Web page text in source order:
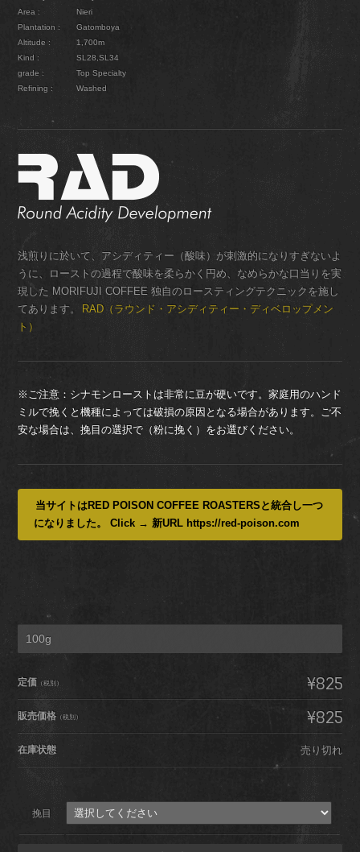
Area :
Nieri
Plantation :
Gatomboya
Altitude :
1,700m
Kind :
SL28,SL34
grade :
Top Specialty
Refining :
Washed
浅煎りに於いて、アシディティー（酸味）が刺激的になりすぎないよ
うに、ローストの過程で酸味を柔らかく円め、なめらかな口当りを実
現した MORIFUJI COFFEE 独自のロースティングテクニックを施し
てあります。
RAD（ラウンド・アシディティー・ディベロップメン
ト）
※ご注意：シナモンローストは非常に豆が硬いです。家庭用のハンド
ミルで挽くと機種によっては破損の原因となる場合があります。ご不
安な場合は、挽目の選択で（粉に挽く）をお選びください。
当サイトはRED POISON COFFEE ROASTERSと統合し一つ
になりました。 Click → 新URL https://red-poison.com
100g
定価 （税別） ¥825
販売価格 （税別） ¥825
在庫状態 売り切れ
挽目